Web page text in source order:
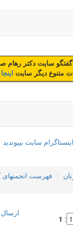
سایت دکتر رهام
متنوع دیگر سایت
فهرست انجمنهای
:
1